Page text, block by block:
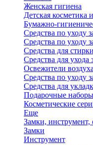
Женская гигиена
Детская косметика
Бумажно-
Средства по уходу
Средства по уходу
Средства для стирки
Средства для ухода
Освежители воздуха
Средства по уходу
Средства для
Подарочные наборы
Косметические
Еще
Замки, инструмент,
Замки
Инструмент